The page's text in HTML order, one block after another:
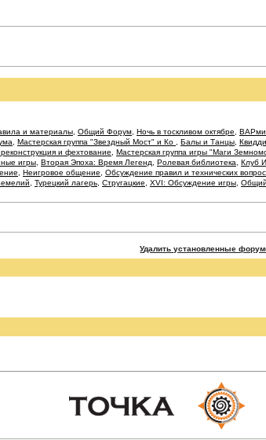
и материалы Общий Форум Ночь в тоскливом октябре
Мастерская группа "Звездный Мост" и Ко Балы и Танцы
и фехтование Мастерская группа игры "Маги
игры Вторая Эпоха: Время Легенд Ролевая библиотека
Клуб
Неигровое общение Обсуждение правил и технических
Турецкий лагерь Стругацкие XVI: Обсуждение игры
Удалить установленные